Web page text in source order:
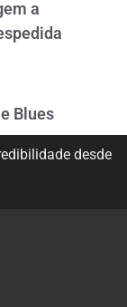
a
Blues
desde